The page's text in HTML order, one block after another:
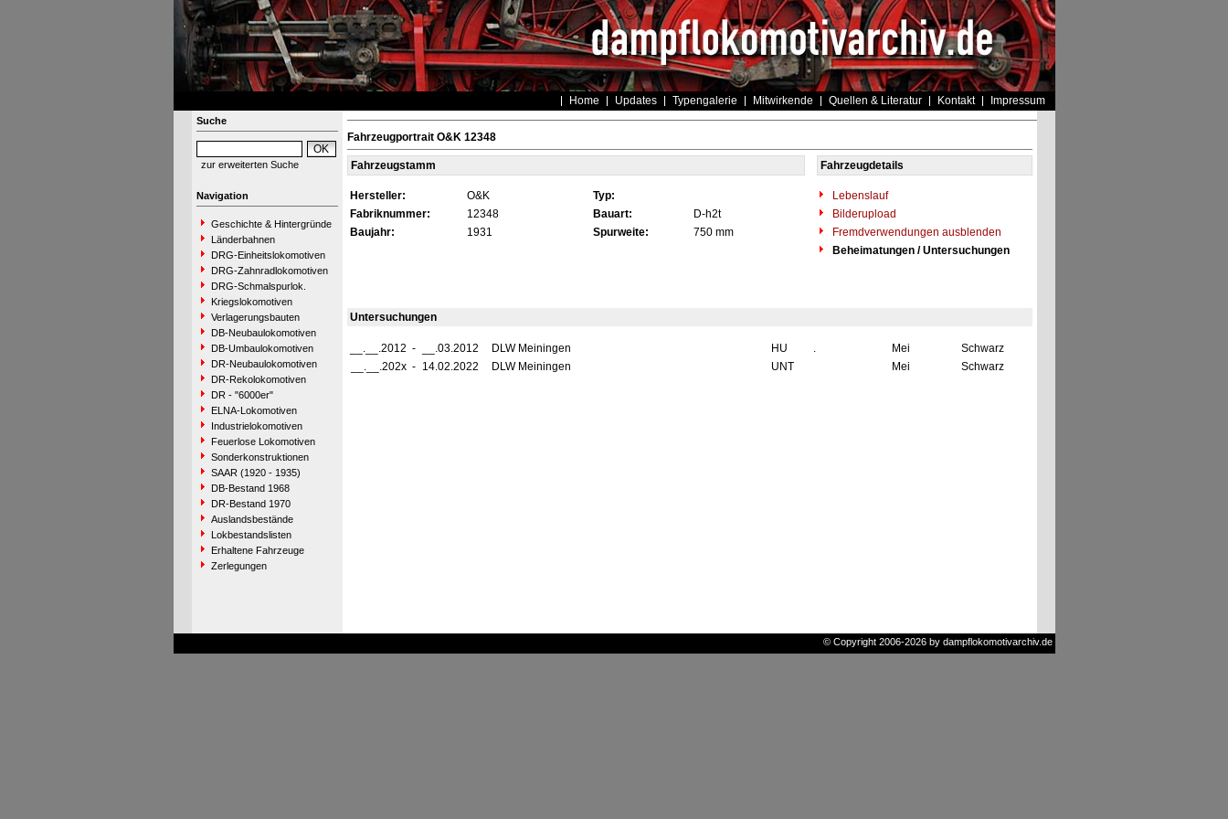
Home Updates Typengalerie Mitwirkende Quellen & Literatur Kontakt Impressum
Suche
zur erweiterten Suche
Navigation
Geschichte & Hintergründe
Länderbahnen
DRG-Einheitslokomotiven
DRG-Zahnradlokomotiven
DRG-Schmalspurlok.
Kriegslokomotiven
Verlagerungsbauten
DB-Neubaulokomotiven
DB-Umbaulokomotiven
DR-Neubaulokomotiven
DR-Rekolokomotiven
DR - "6000er"
ELNA-Lokomotiven
Industrielokomotiven
Feuerlose Lokomotiven
Sonderkonstruktionen
SAAR (1920 - 1935)
DB-Bestand 1968
DR-Bestand 1970
Auslandsbestände
Lokbestandslisten
Erhaltene Fahrzeuge
Zerlegungen
Fahrzeugportrait O&K 12348
Fahrzeugstamm Fahrzeugdetails
Hersteller: O&K Typ:
Lebenslauf
Fabriknummer:
12348 Bauart: D-h2t
Bilderupload
Baujahr:
1931 Spurweite: 750 mm
Fremdverwendungen ausblenden
Beheimatungen / Untersuchungen
Untersuchungen
__.__.2012 - __.03.2012 DLW Meiningen HU . Mei
Schwarz
__.__.202x - 14.02.2022 DLW Meiningen UNT Mei Schwarz
© Copyright 2006-2026 by dampflokomotivarchiv.de